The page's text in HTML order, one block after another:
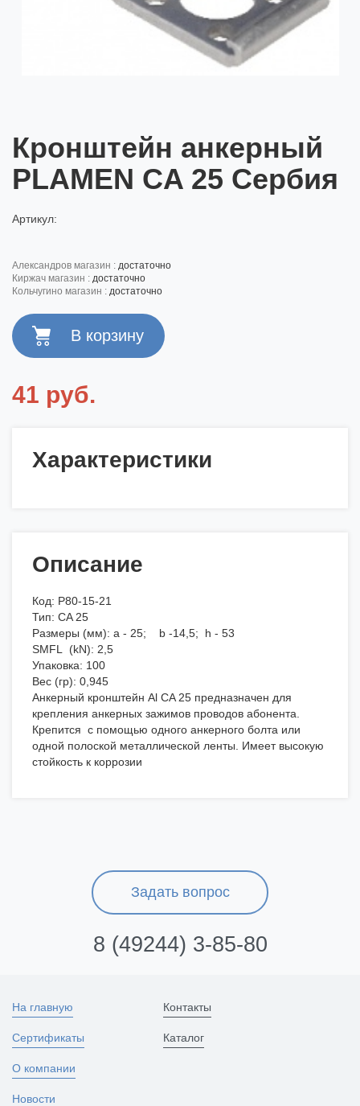
Кронштейн анкерный
PLAMEN CA 25 Сербия
Артикул:
александров магазин : достаточно
киржач магазин : достаточно
кольчугино магазин : достаточно
41 руб.
Характеристики
Описание
Код: P80-15-21
Тип: CA 25
Размеры (мм): a - 25; b -14,5; h - 53
SMFL (kN): 2,5
Упаковка: 100
Вес (гр): 0,945
Анкерный кронштейн Al CA 25 предназначен для
крепления анкерных зажимов проводов абонента.
Крепится с помощью одного анкерного болта или
одной полоской металлической ленты. Имеет высокую
стойкость к коррозии
Задать вопрос
8 (49244) 3-85-80
На главную
Сертификаты
О компании
Новости
Контакты
Каталог